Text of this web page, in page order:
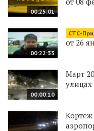
00:25:01
00:22:33
СТС-
от 26
00:00:10
Март
улицах